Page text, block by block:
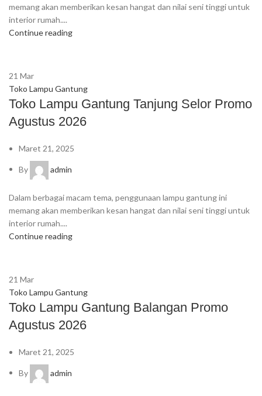
memang akan memberikan kesan hangat dan nilai seni tinggi untuk
interior rumah....
Continue reading
21 Mar
Toko Lampu Gantung
Toko Lampu Gantung Tanjung Selor Promo
Agustus 2026
Maret 21, 2025
By admin
Dalam berbagai macam tema, penggunaan lampu gantung ini
memang akan memberikan kesan hangat dan nilai seni tinggi untuk
interior rumah....
Continue reading
21 Mar
Toko Lampu Gantung
Toko Lampu Gantung Balangan Promo
Agustus 2026
Maret 21, 2025
By admin